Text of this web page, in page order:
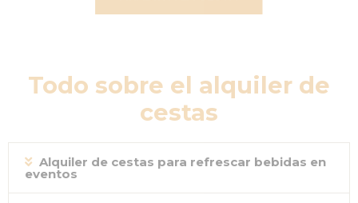
Todo sobre el alquiler de
cestas
Alquiler de cestas para refrescar bebidas en
eventos